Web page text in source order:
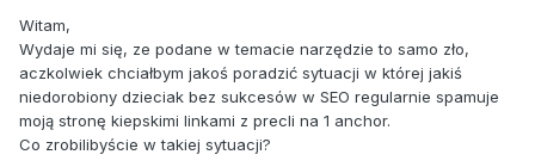
Witam,
Wydaje mi się, ze podane w temacie narzędzie to samo zło,
aczkolwiek chciałbym jakoś poradzić sytuacji w której jakiś
niedorobiony dzieciak bez sukcesów w SEO regularnie spamuje
moją stronę kiepskimi linkami z precli na 1 anchor.
Co zrobilibyście w takiej sytuacji?